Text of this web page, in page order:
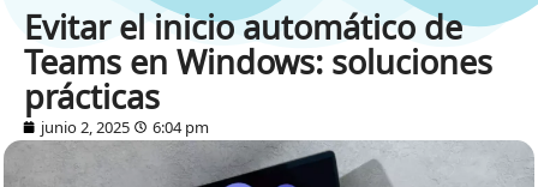
Evitar el inicio automático de
Teams en Windows: soluciones
prácticas
junio 2, 2025 6:04 pm